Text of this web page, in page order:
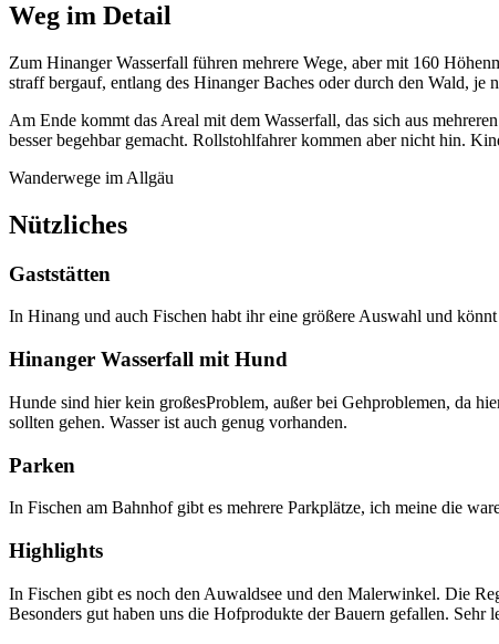
Weg im Detail
Zum Hinanger Wasserfall führen mehrere Wege, aber mit 160
straff bergauf, entlang des Hinanger Baches oder durch den Wald, je
Am Ende kommt das Areal mit dem Wasserfall, das sich aus
besser begehbar gemacht. Rollstohlfahrer kommen aber nicht hin.
Wanderwege im Allgäu
Nützliches
Gaststätten
In Hinang und auch Fischen habt ihr eine größere Auswahl und
Hinanger Wasserfall mit Hund
Hunde sind hier kein großesProblem, außer bei Gehproblemen, da
sollten gehen. Wasser ist auch genug vorhanden.
Parken
In Fischen am Bahnhof gibt es mehrere Parkplätze, ich meine die
Highlights
In Fischen gibt es noch den Auwaldsee und den Malerwinkel. Die
Besonders gut haben uns die Hofprodukte der Bauern gefallen. Sehr